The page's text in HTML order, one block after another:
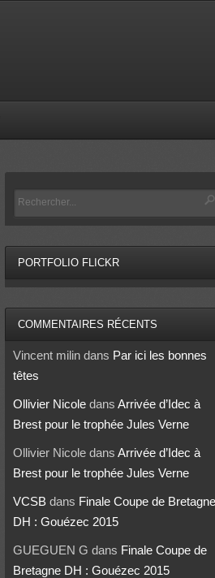
PORTFOLIO FLICKR
COMMENTAIRES RÉCENTS
Vincent milindans Par ici les bonnes
têtes
Ollivier Nicoledans Arrivée d’Idec à
Brest pour le trophée Jules Verne
Ollivier Nicoledans Arrivée d’Idec à
Brest pour le trophée Jules Verne
VCSBdans Finale Coupe de Bretagne
DH : Gouézec 2015
GUEGUEN G dans Finale Coupe de
Bretagne DH : Gouézec 2015